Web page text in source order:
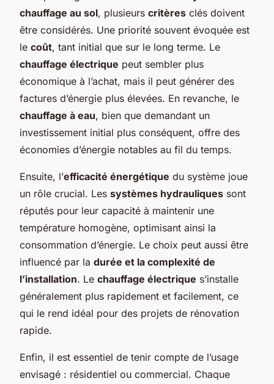
chauffage au sol, plusieurs critères clés doivent
être considérés. Une priorité souvent évoquée est
le coût, tant initial que sur le long terme. Le
chauffage électrique peut sembler plus
économique à l’achat, mais il peut générer des
factures d’énergie plus élevées. En revanche, le
chauffage à eau, bien que demandant un
investissement initial plus conséquent, offre des
économies d’énergie notables au fil du temps.
Ensuite, l’efficacité énergétique du système joue
un rôle crucial. Les systèmes hydrauliques sont
réputés pour leur capacité à maintenir une
température homogène, optimisant ainsi la
consommation d’énergie. Le choix peut aussi être
influencé par la durée et la complexité de
l’installation. Le chauffage électrique s’installe
généralement plus rapidement et facilement, ce
qui le rend idéal pour des projets de rénovation
rapide.
Enfin, il est essentiel de tenir compte de l’usage
envisagé : résidentiel ou commercial. Chaque